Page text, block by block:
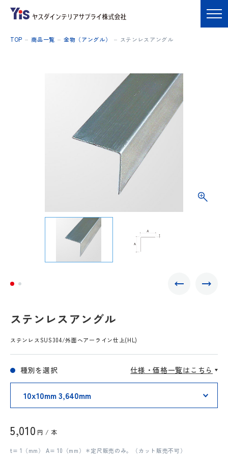
TOP 商品一覧 金物（アングル） ステンレスアングル
ステンレスアングル
ステンレスSUS304/外面ヘアーライン仕上(HL)
仕様・価格一覧はこちら
種別を選択
5,010 円 / 本
t= 1（mm） A= 10（mm）＊定尺販売のみ。（カット販売不可）